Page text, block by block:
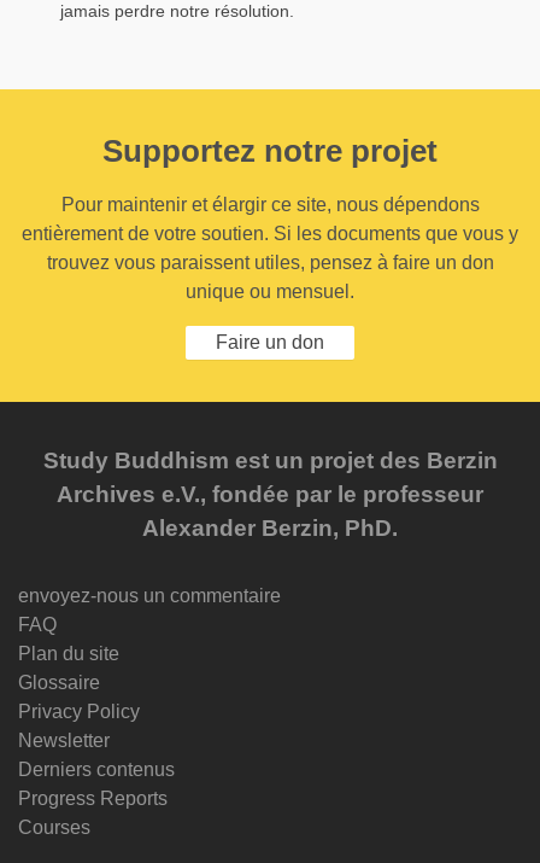
jamais perdre notre résolution.
Supportez notre projet
Pour maintenir et élargir ce site, nous dépendons
entièrement de votre soutien. Si les documents que vous y
trouvez vous paraissent utiles, pensez à faire un don
unique ou mensuel.
Faire un don
Study Buddhism est un projet des Berzin
Archives e.V., fondée par le professeur
Alexander Berzin, PhD.
envoyez-nous un commentaire
FAQ
Plan du site
Glossaire
Privacy Policy
Newsletter
Derniers contenus
Progress Reports
Courses